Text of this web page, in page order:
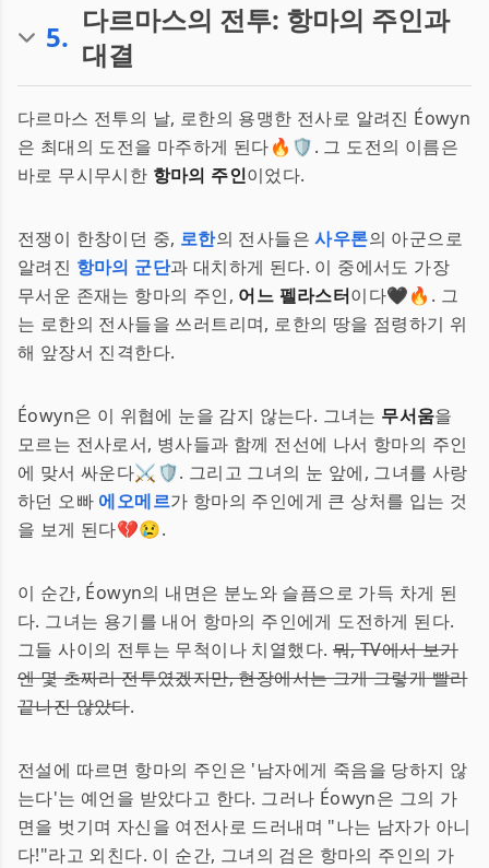
5. 다르마스의 전투: 항마의 주인과
대결
다르마스 전투의 날, 로한의 용맹한 전사로 알려진 Éowyn
은 최대의 도전을 마주하게 된다🔥🛡️. 그 도전의 이름은
바로 무시무시한 항마의 주인이었다.
전쟁이 한창이던 중, 로한의 전사들은사우론의 아군으로
알려진 항마의 군단과 대치하게 된다. 이 중에서도 가장
무서운 존재는 항마의 주인, 어느 펠라스터이다🖤🔥. 그
는 로한의 전사들을 쓰러트리며, 로한의 땅을 점령하기 위
해 앞장서 진격한다.
Éowyn은 이 위협에 눈을 감지 않는다. 그녀는 무서움을
모르는 전사로서, 병사들과 함께 전선에 나서 항마의 주인
에 맞서 싸운다⚔️🛡️. 그리고 그녀의 눈 앞에, 그녀를 사랑
하던 오빠 에오메르가 항마의 주인에게 큰 상처를 입는 것
을 보게 된다💔😢.
이 순간, Éowyn의 내면은 분노와 슬픔으로 가득 차게 된
다. 그녀는 용기를 내어 항마의 주인에게 도전하게 된다.
그들 사이의 전투는 무척이나 치열했다.뭐, TV에서 보기
엔 몇 초짜리 전투였겠지만, 현장에서는 그게 그렇게 빨리
끝나진 않았다.
전설에 따르면 항마의 주인은 '남자에게 죽음을 당하지 않
는다'는 예언을 받았다고 한다. 그러나 Éowyn은 그의 가
면을 벗기며 자신을 여전사로 드러내며 "나는 남자가 아니
다!"라고 외친다. 이 순간, 그녀의 검은 항마의 주인의 가